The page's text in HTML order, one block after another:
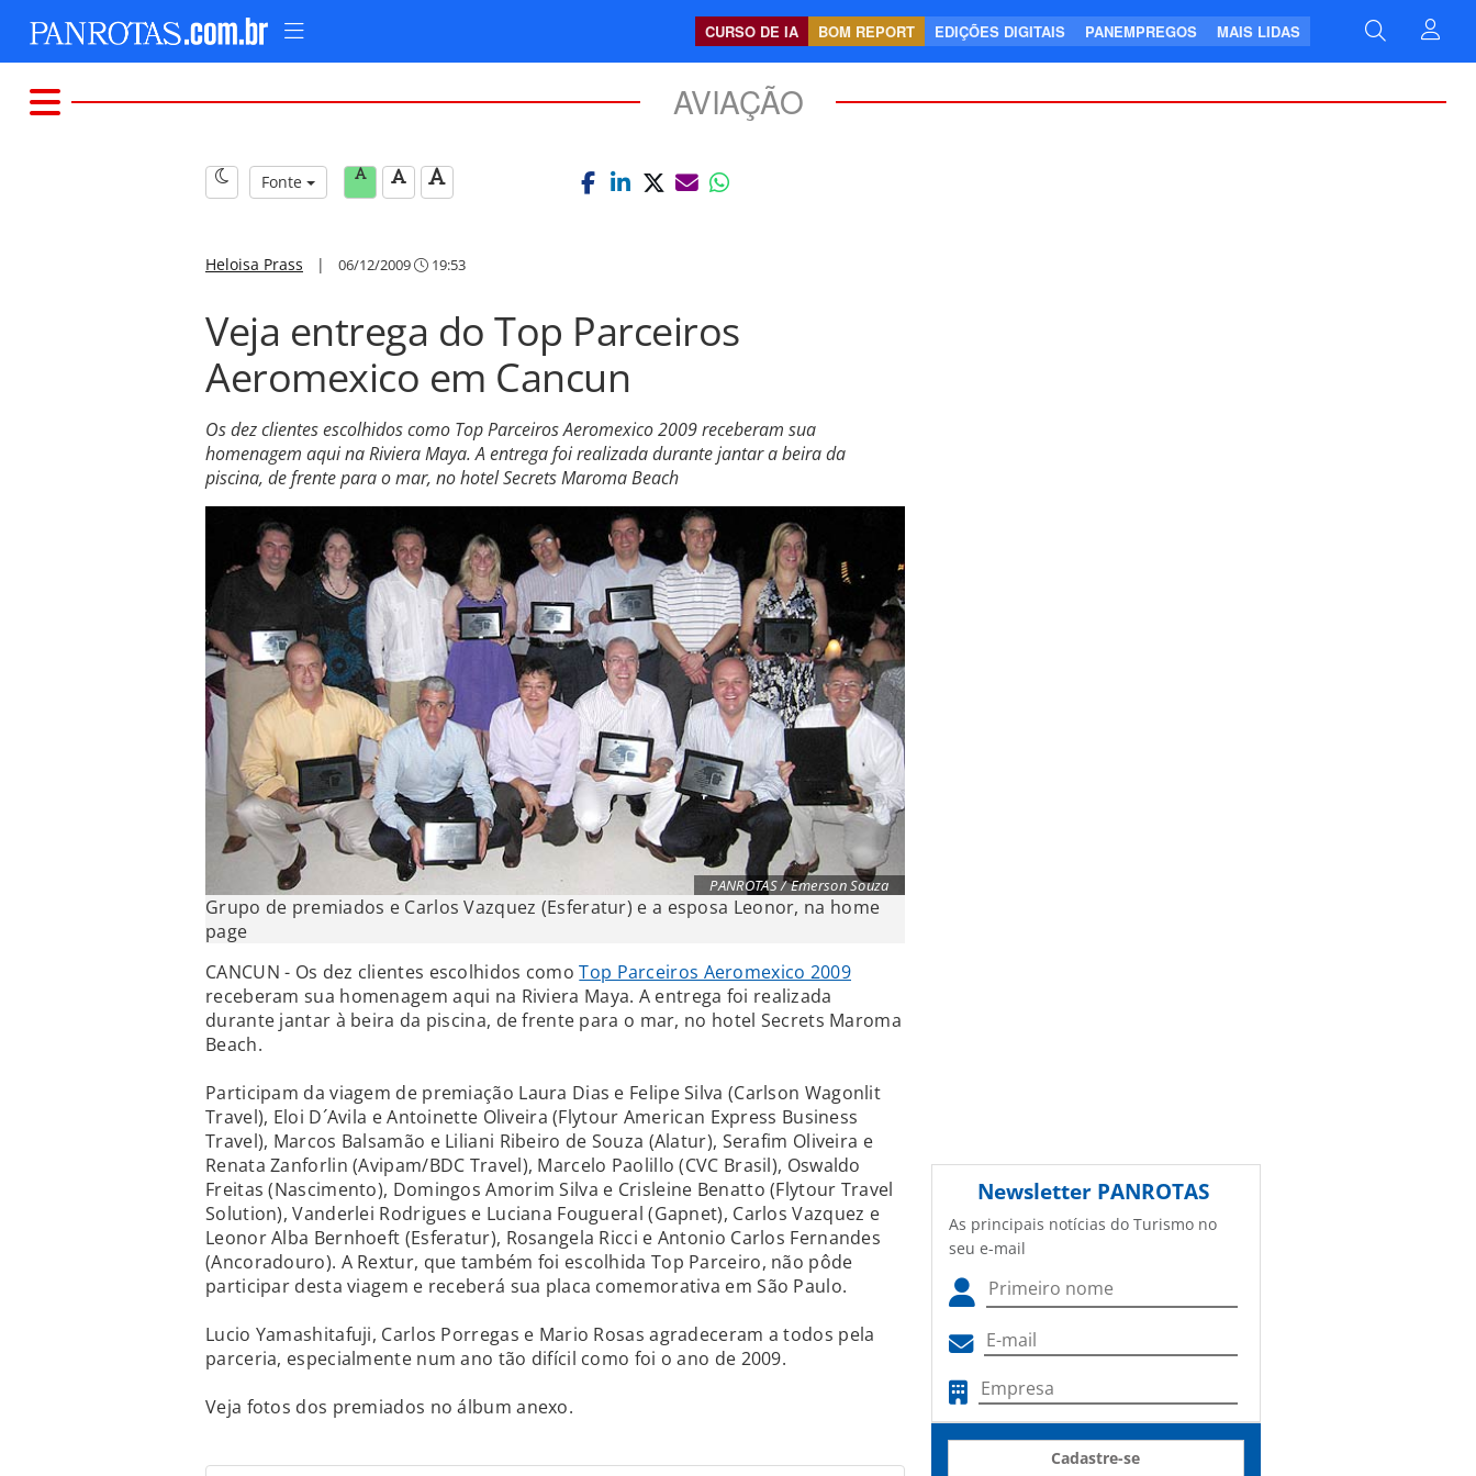
CURSO DE IA BOM REPORT EDIÇÕES DIGITAIS PANEMPREGOS MAIS LIDAS
AVIAÇÃO
Fonte
Heloisa Prass | 06/12/2009 19:53
Veja entrega do Top Parceiros
Aeromexico em Cancun
Os dez clientes escolhidos como Top Parceiros Aeromexico 2009 receberam sua
homenagem aqui na Riviera Maya. A entrega foi realizada durante jantar a beira da
piscina, de frente para o mar, no hotel Secrets Maroma Beach
PANROTAS / Emerson Souza
Grupo de premiados e Carlos Vazquez (Esferatur) e a esposa Leonor, na home
page
CANCUN - Os dez clientes escolhidos comoTop Parceiros Aeromexico 2009
receberam sua homenagem aqui na Riviera Maya. A entrega foi realizada
durante jantar à beira da piscina, de frente para o mar, no hotel Secrets Maroma
Beach.
Participam da viagem de premiação Laura Dias e Felipe Silva (Carlson Wagonlit
Travel), Eloi D´Avila e Antoinette Oliveira (Flytour American Express Business
Travel), Marcos Balsamão e Liliani Ribeiro de Souza (Alatur), Serafim Oliveira e
Renata Zanforlin (Avipam/BDC Travel), Marcelo Paolillo (CVC Brasil), Oswaldo
Freitas (Nascimento), Domingos Amorim Silva e Crisleine Benatto (Flytour Travel
Solution), Vanderlei Rodrigues e Luciana Fougueral (Gapnet), Carlos Vazquez e
Leonor Alba Bernhoeft (Esferatur), Rosangela Ricci e Antonio Carlos Fernandes
(Ancoradouro). A Rextur, que também foi escolhida Top Parceiro, não pôde
participar desta viagem e receberá sua placa comemorativa em São Paulo.
Lucio Yamashitafuji, Carlos Porregas e Mario Rosas agradeceram a todos pela
parceria, especialmente num ano tão difícil como foi o ano de 2009.
Veja fotos dos premiados no álbum anexo.
Newsletter PANROTAS
As principais notícias do Turismo no
seu e-mail
Cadastre-se